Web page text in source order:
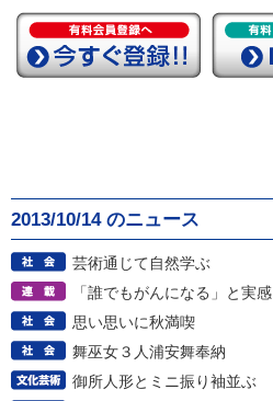
2013/10/14 のニュース
芸術通じて自然学ぶ
「誰でもがんになる」と実感
思い思いに秋満喫
舞巫女３人浦安舞奉納
御所人形とミニ振り袖並ぶ